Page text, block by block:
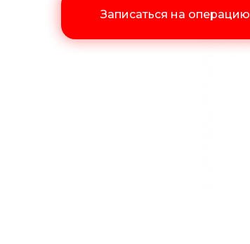
Записаться на операцию